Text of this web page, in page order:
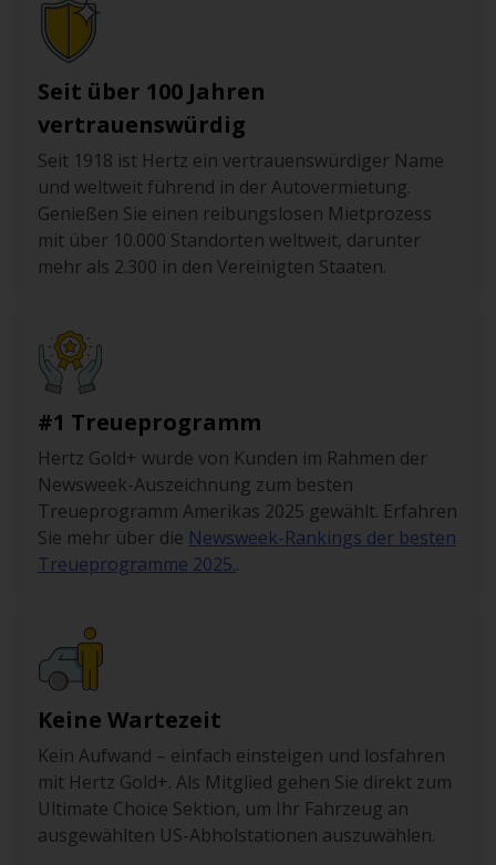
Seit über 100 Jahren
vertrauenswürdig
Seit 1918 ist Hertz ein vertrauenswürdiger Name
und weltweit führend in der Autovermietung.
Genießen Sie einen reibungslosen Mietprozess
mit über 10.000 Standorten weltweit, darunter
mehr als 2.300 in den Vereinigten Staaten.
#1 Treueprogramm
Hertz Gold+ wurde von Kunden im Rahmen der
Newsweek-Auszeichnung zum besten
Treueprogramm Amerikas 2025 gewählt. Erfahren
Sie mehr über die Newsweek-Rankings der besten
Treueprogramme 2025..
Keine Wartezeit
Kein Aufwand – einfach einsteigen und losfahren
mit Hertz Gold+. Als Mitglied gehen Sie direkt zum
Ultimate Choice Sektion, um Ihr Fahrzeug an
ausgewählten US-Abholstationen auszuwählen.